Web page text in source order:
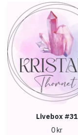
Livebox #31
0 kr